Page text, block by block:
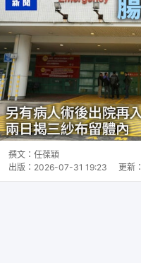
撰文： 任葆穎
出版： 2026-07-31 19:23 更新：